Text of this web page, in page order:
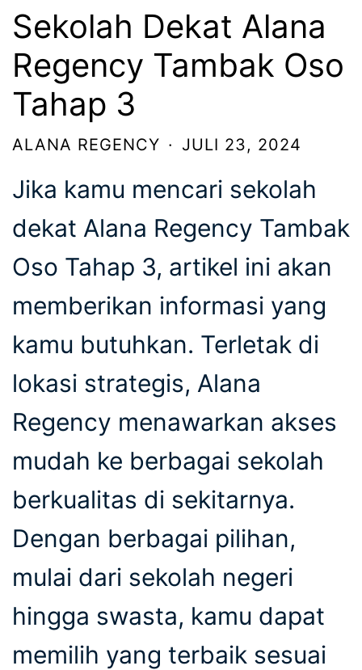
Sekolah Dekat Alana
Regency Tambak Oso
Tahap 3
ALANA REGENCY · JULI 23, 2024
Jika kamu mencari sekolah
dekat Alana Regency Tambak
Oso Tahap 3, artikel ini akan
memberikan informasi yang
kamu butuhkan. Terletak di
lokasi strategis, Alana
Regency menawarkan akses
mudah ke berbagai sekolah
berkualitas di sekitarnya.
Dengan berbagai pilihan,
mulai dari sekolah negeri
hingga swasta, kamu dapat
memilih yang terbaik sesuai